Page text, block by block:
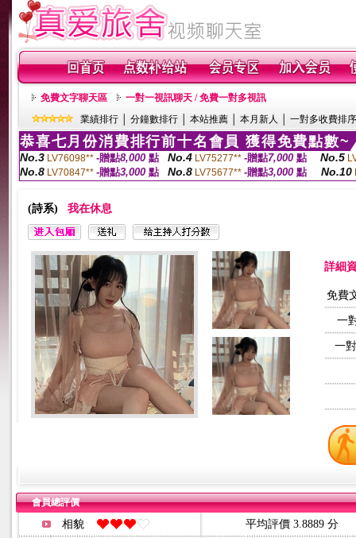
免費文字聊天區
一對一視訊聊天 / 免費一對多視訊
業績排行
分鐘數排行 本站推薦 本月新人 一對多收費排序
恭喜七月份消費排行前十名會員 獲得免費點數~
No.3 LV76098** -贈點8,000 點 No.4 LV75277** -贈點7,000 點 No.5
No.8 LV70847** -贈點3,000 點 No.8 LV75677** -贈點3,000 點 No.10
(詩系) 我在休息
詳細
免費
一
一
會員總評價
相貌 平均評價 3.8889 分